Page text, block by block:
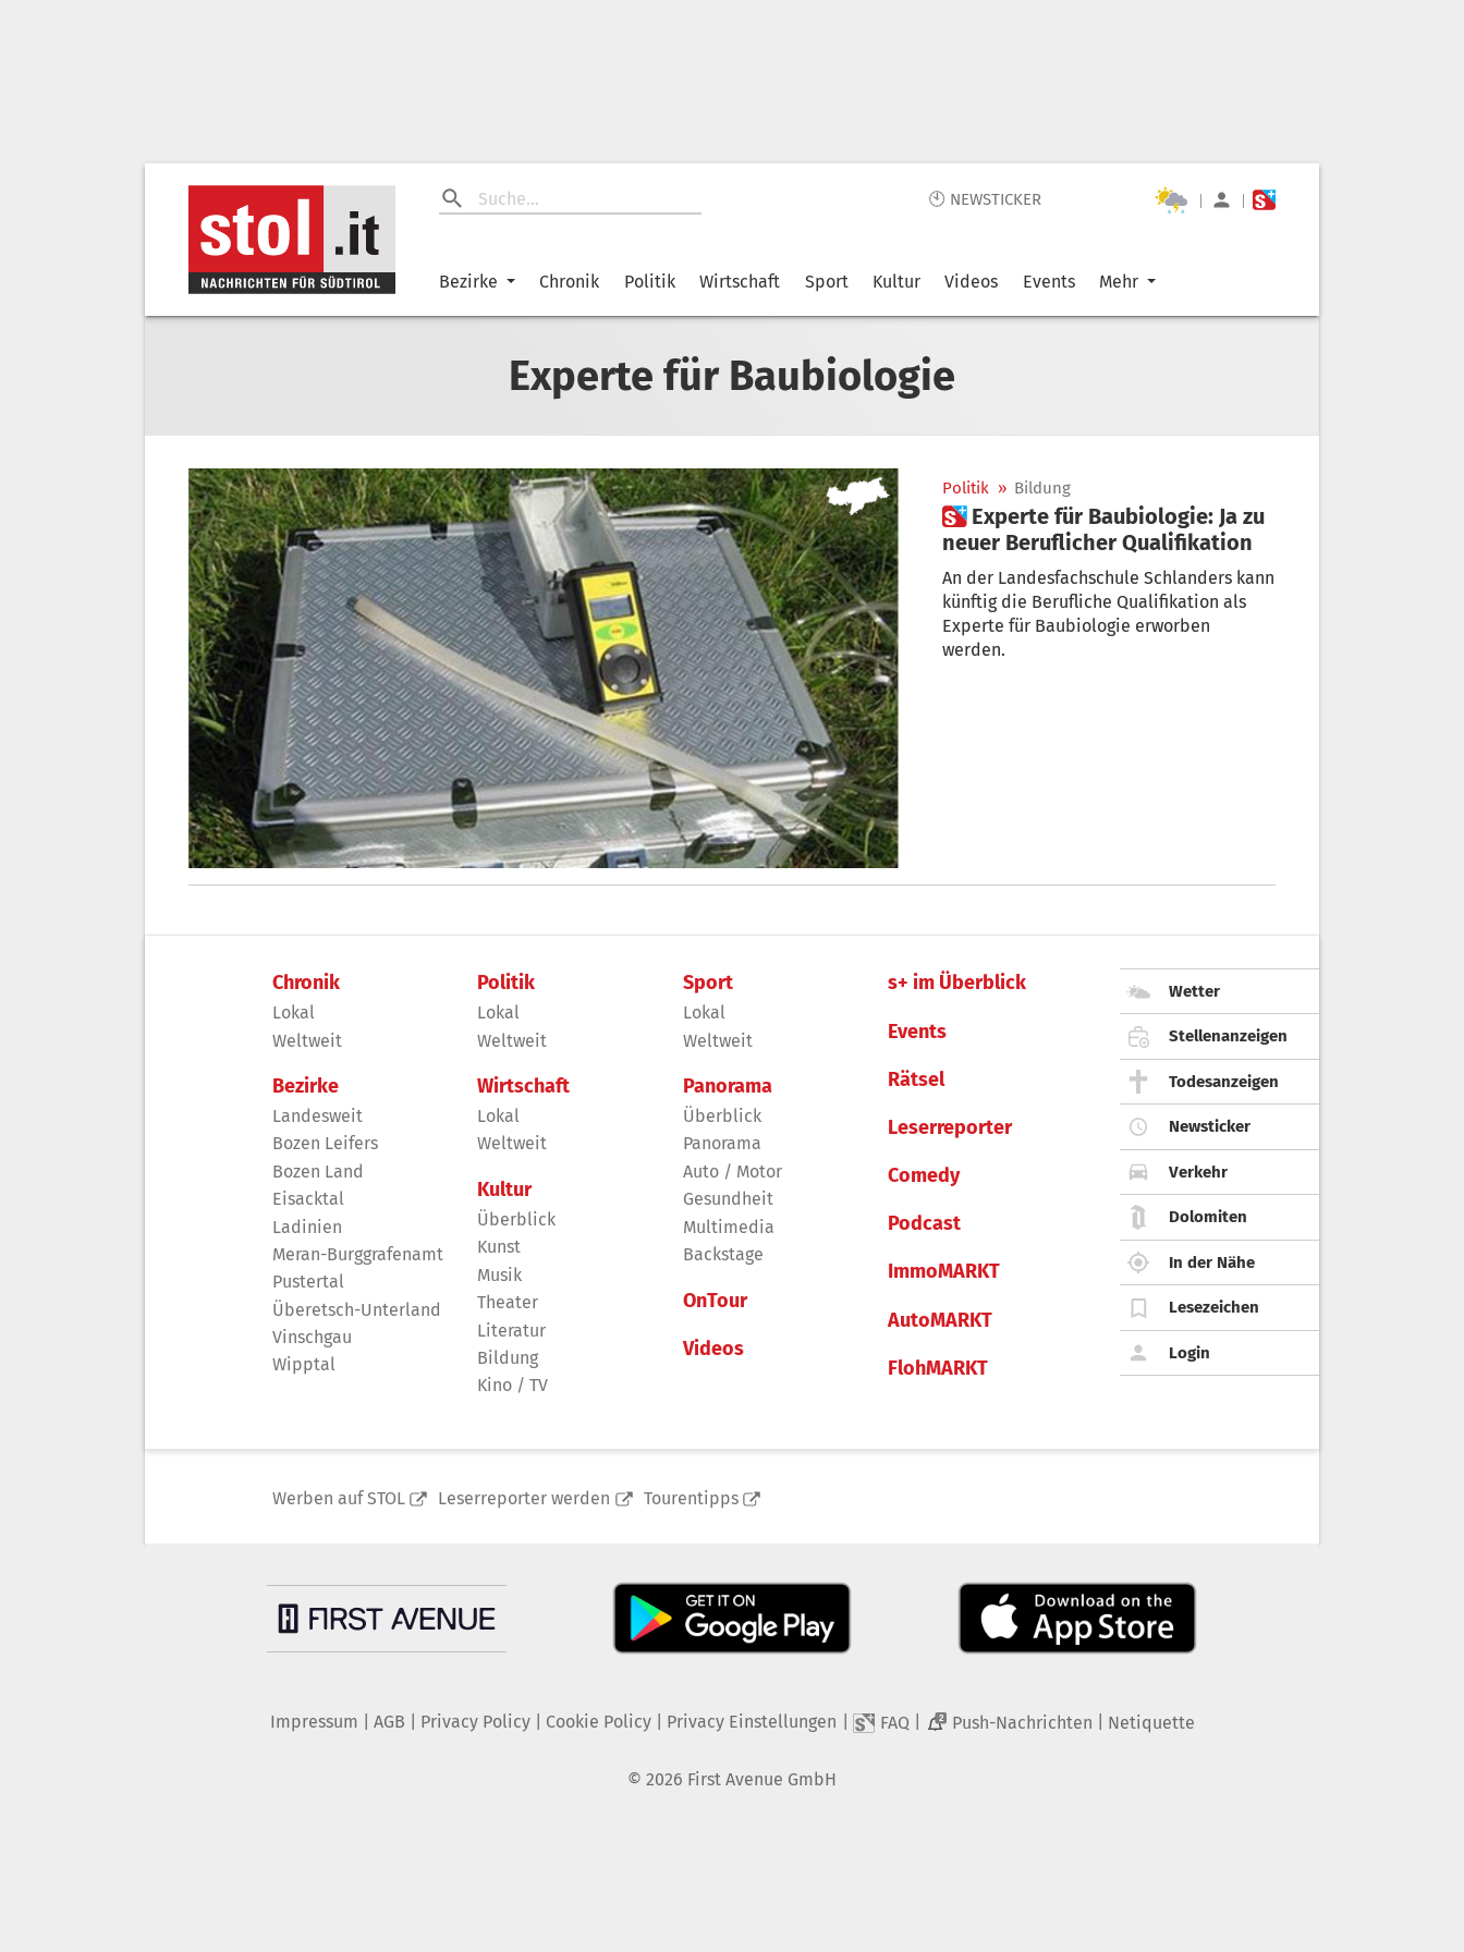
🕙 NEWSTICKER | |
Bezirke Chronik Politik Wirtschaft Sport Kultur Videos Events Mehr
Experte für Baubiologie
Politik » Bildung
 Experte für Baubiologie: Ja zu
neuer Beruflicher Qualifikation
An der Landesfachschule Schlanders kann
künftig die Berufliche Qualifikation als
Experte für Baubiologie erworben
werden.
Chronik
Lokal
Weltweit
Bezirke
Landesweit
Bozen Leifers
Bozen Land
Eisacktal
Ladinien
Meran-Burggrafenamt
Pustertal
Überetsch-Unterland
Vinschgau
Wipptal
Politik
Lokal
Weltweit
Wirtschaft
Lokal
Weltweit
Kultur
Überblick
Kunst
Musik
Theater
Literatur
Bildung
Kino / TV
Sport
Lokal
Weltweit
Panorama
Überblick
Panorama
Auto / Motor
Gesundheit
Multimedia
Backstage
OnTour
Videos
s+ im Überblick
Events
Rätsel
Leserreporter
Comedy
Podcast
ImmoMARKT
AutoMARKT
FlohMARKT
Wetter
Stellenanzeigen
Todesanzeigen
Newsticker
Verkehr
Dolomiten
In der Nähe
Lesezeichen
Login
Werben auf STOL Leserreporter werden Tourentipps
Impressum AGB Privacy Policy| Cookie Policy| Privacy Einstellungen FAQ 2 Push-Nachrichten Netiquette
© 2026 First Avenue GmbH